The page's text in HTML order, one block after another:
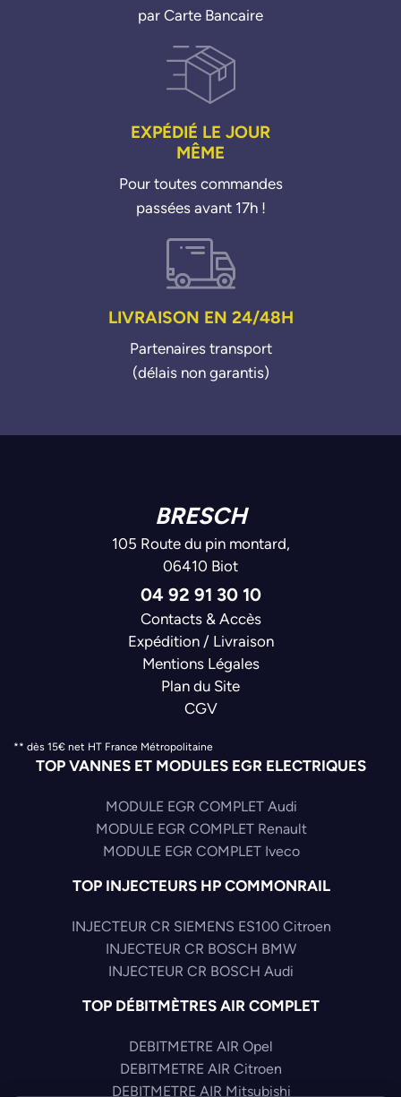
par Carte Bancaire
EXPÉDIÉ LE JOUR
MÊME
Pour toutes commandes
passées avant 17h !
LIVRAISON EN 24/48H
Partenaires transport
(délais non garantis)
BRESCH
105 Route du pin montard,
06410 Biot
04 92 91 30 10
Contacts & Accès
Expédition / Livraison
Mentions Légales
Plan du Site
CGV
** dès 15€ net HT France Métropolitaine
TOP VANNES ET MODULES EGR ELECTRIQUES
MODULE EGR COMPLET Audi
MODULE EGR COMPLET Renault
MODULE EGR COMPLET Iveco
TOP INJECTEURS HP COMMONRAIL
INJECTEUR CR SIEMENS ES100 Citroen
INJECTEUR CR BOSCH BMW
INJECTEUR CR BOSCH Audi
TOP DÉBITMÈTRES AIR COMPLET
DEBITMETRE AIR Opel
DEBITMETRE AIR Citroen
DEBITMETRE AIR Mitsubishi